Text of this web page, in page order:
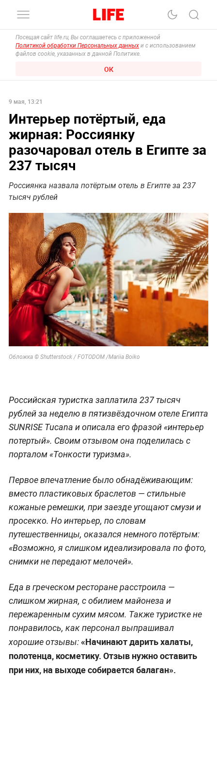
Посещая сайт life.ru, Вы соглашаетесь с приложенной
Политикой обработки Персональных данных и с использованием
файлов cookie, указанных в данной Политике.
ОК
9 мая, 13:21
Интерьер потёртый, еда
жирная: Россиянку
разочаровал отель в Египте за
237 тысяч
Россиянка назвала потёртым отель в Египте за 237
тысяч рублей
Обложка © Shutterstock / FOTODOM /Mariia Boiko
Российская туристка заплатила 237 тысяч
рублей за неделю в пятизвёздочном отеле Египта
SUNRISE Tucana и описала его фразой «интерьер
потертый». Своим отзывом она поделилась с
порталом «Тонкости туризма».
Первое впечатление было обнадёживающим:
вместо пластиковых браслетов — стильные
кожаные ремешки, при заезде угощают смузи и
просекко. Но интерьер, по словам
путешественницы, оказался немного потёртым:
«Возможно, я слишком идеализировала по фото,
снимки не передают мелочей».
Еда в греческом ресторане расстроила —
слишком жирная, с обилием майонеза и
пережаренным сухим мясом. Также туристке не
понравилось, как персонал выпрашивал
хорошие отзывы:«Начинают дарить халаты,
полотенца, косметику. Отзыв нужно оставить
при них, на выходе собирается балаган».